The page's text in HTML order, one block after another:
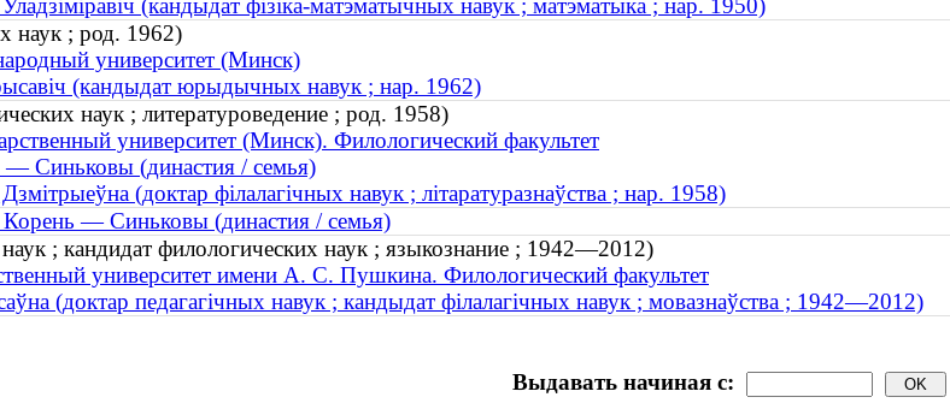
(кандыдат фізіка-матэматычных навук ; матэматыка ; нар. 1950)
наук ; род. 1962)
университет (Минск)
(кандыдат юрыдычных навук ; нар. 1962)
наук ; литературоведение ; род. 1958)
университет (Минск). Филологический факультет
Синьковы (династия / семья)
(доктар філалагічных навук ; літаратуразнаўства ; нар. 1958)
— Синьковы (династия / семья)
; кандидат филологических наук ; языкознание ; 1942—2012)
университет имени А. С. Пушкина. Филологический факультет
(доктар педагагічных навук ; кандыдат філалагічных навук ; мовазнаўства ; 1942—2012)
Выдавать начиная с: